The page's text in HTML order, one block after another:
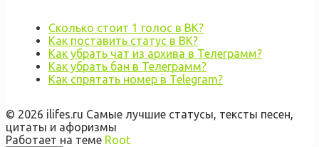
Сколько стоит 1 голос в ВК?
Как поставить статус в ВК?
Как убрать чат из архива в Телеграмм?
Как убрать бан в Телеграмм?
Как спрятать номер в Telegram?
© 2026 ilifes.ru Самые лучшие статусы, тексты песен,
цитаты и афоризмы
Работает на теме Root